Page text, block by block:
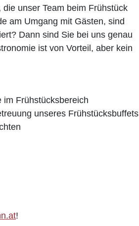
unser Team beim Frühstück
am Umgang mit Gästen, sind
Dann sind Sie bei uns genau
ist von Vorteil, aber kein
im Frühstücksbereich
unseres Frühstücksbuffets
!